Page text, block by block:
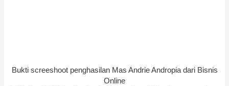
Bukti screeshoot penghasilan Mas Andrie Andropia dari Bisnis
Online